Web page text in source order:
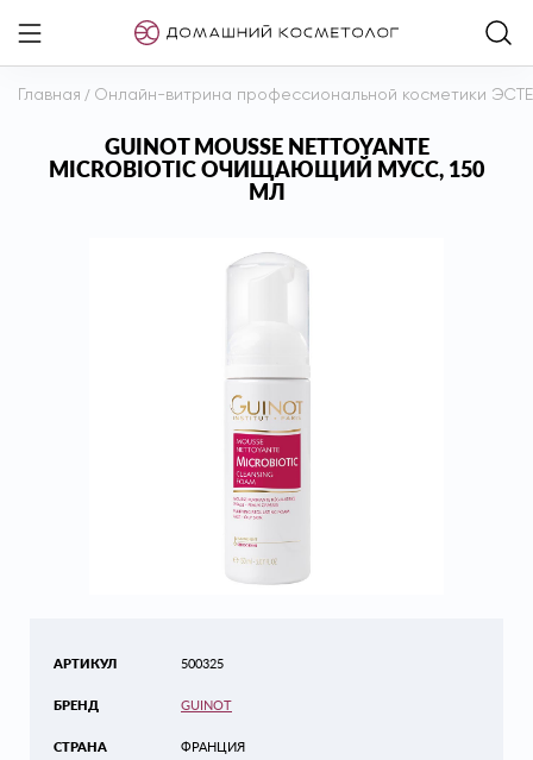
Главная / Онлайн-витрина профессиональной косметики
GUINOT MOUSSE NETTOYANTE
MICROBIOTIC ОЧИЩАЮЩИЙ МУСС, 150
МЛ
АРТИКУЛ
БРЕНД
СТРАНА
500325
GUINOT
ФРАНЦИЯ